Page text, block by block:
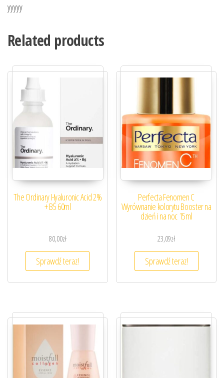
yyyyy
Related products
The Ordinary Hyaluronic Acid 2%
+ B5 60ml
80,00zł
Sprawdź teraz!
Perfecta Fenomen C
Wyrównanie kolorytu Booster na
dzień i na noc 15ml
23,09zł
Sprawdź teraz!